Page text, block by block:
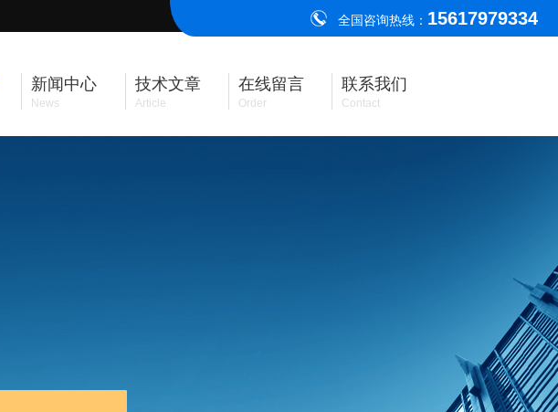
全国咨询热线： 15617979334
新闻中心
News
技术文章
Article
在线留言
Order
联系我们
Contact